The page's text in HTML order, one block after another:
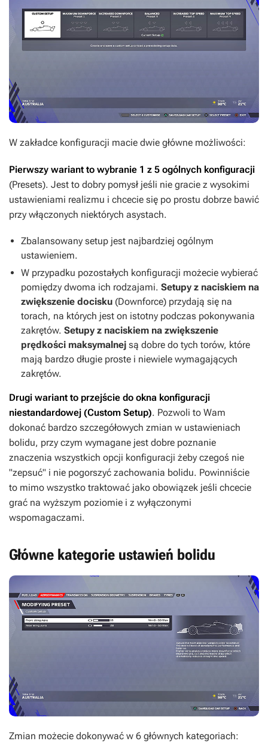
W zakładce konfiguracji macie dwie główne możliwości:
Pierwszy wariant to wybranie 1 z 5 ogólnych konfiguracji
(Presets). Jest to dobry pomysł jeśli nie gracie z wysokimi
ustawieniami realizmu i chcecie się po prostu dobrze bawić
przy włączonych niektórych asystach.
Zbalansowany setup jest najbardziej ogólnym
ustawieniem.
W przypadku pozostałych konfiguracji możecie wybierać
pomiędzy dwoma ich rodzajami. Setupy z naciskiem na
zwiększenie docisku (Downforce) przydają się na
torach, na których jest on istotny podczas pokonywania
zakrętów. Setupy z naciskiem na zwiększenie
prędkości maksymalnej są dobre do tych torów, które
mają bardzo długie proste i niewiele wymagających
zakrętów.
Drugi wariant to przejście do okna konfiguracji
niestandardowej (Custom Setup). Pozwoli to Wam
dokonać bardzo szczegółowych zmian w ustawieniach
bolidu, przy czym wymagane jest dobre poznanie
znaczenia wszystkich opcji konfiguracji żeby czegoś nie
"zepsuć" i nie pogorszyć zachowania bolidu. Powinniście
to mimo wszystko traktować jako obowiązek jeśli chcecie
grać na wyższym poziomie i z wyłączonymi
wspomagaczami.
Główne kategorie ustawień bolidu
Zmian możecie dokonywać w 6 głównych kategoriach: